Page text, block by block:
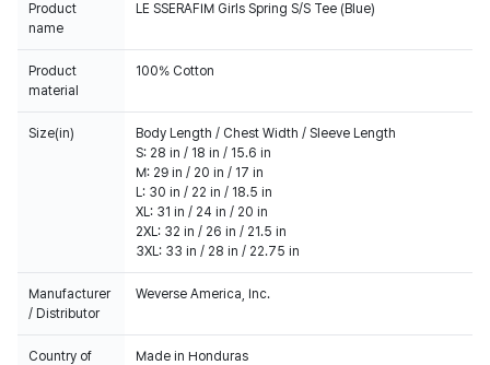
Product
name
LE SSERAFIM Girls Spring S/S Tee (Blue)
Product
material
100% Cotton
Size(in)
Body Length / Chest Width / Sleeve Length
S: 28 in / 18 in / 15.6 in
M: 29 in / 20 in / 17 in
L: 30 in / 22 in / 18.5 in
XL: 31 in / 24 in / 20 in
2XL: 32 in / 26 in / 21.5 in
3XL: 33 in / 28 in / 22.75 in
Manufacturer
/ Distributor
Weverse America, Inc.
Country of
Made in Honduras